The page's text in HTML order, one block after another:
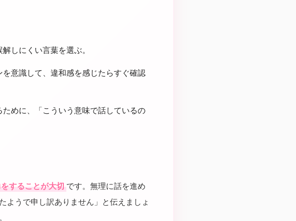
しにくい言葉を選ぶ。
を意識して、違和感を感じたらすぐ確認
めに、「こういう意味で話しているの
することが大切 です。無理に話を進め
ようで申し訳ありません」と伝えましょ